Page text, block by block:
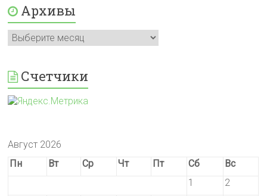
Архивы
Архивы
Счетчики
Август 2026
Пн
Вт Ср Чт Пт Сб
Вс
1
2